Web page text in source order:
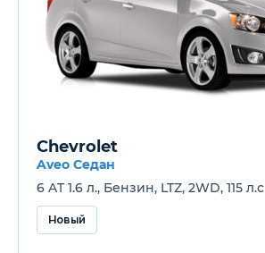
Chevrolet
Aveo Седан
6 AT 1.6 л., Бензин, LTZ, 2WD, 115 л.с
Новый